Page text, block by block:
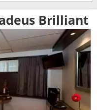
Brilliant